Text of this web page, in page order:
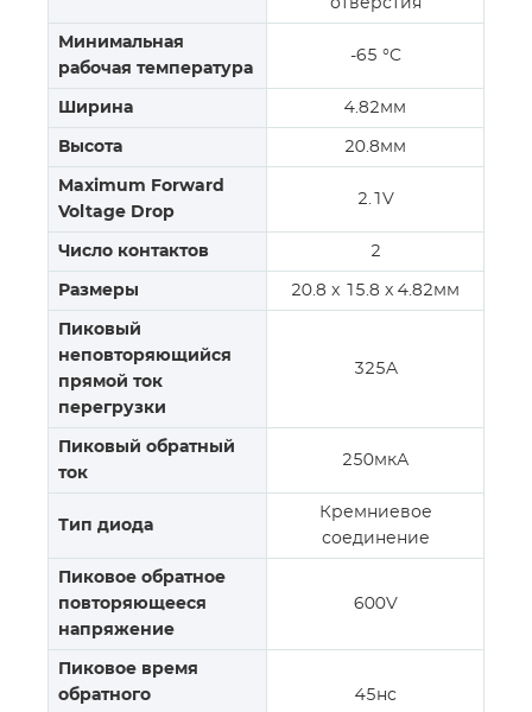
отверстия
Минимальная
рабочая температура
-65 °C
Ширина 4.82мм
Высота 20.8мм
Maximum Forward
Voltage Drop
2.1V
Число контактов 2
Размеры 20.8 x 15.8 x 4.82мм
Пиковый
неповторяющийся
прямой ток
перегрузки
325A
Пиковый обратный
ток
250мкА
Тип диода
Кремниевое
соединение
Пиковое обратное
повторяющееся
напряжение
600V
Пиковое время
обратного
45нс